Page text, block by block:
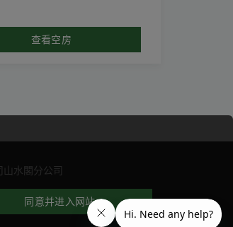
查看空房
水閣分公司
同意并进入网站